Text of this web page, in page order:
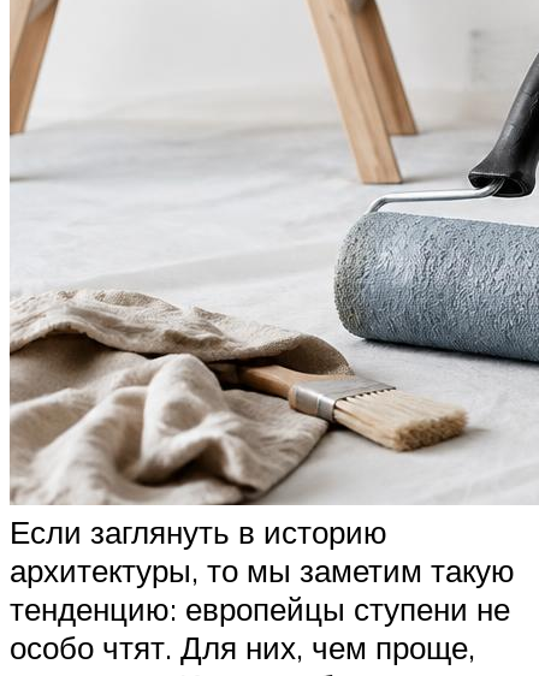
Если заглянуть в историю
архитектуры, то мы заметим такую
тенденцию: европейцы ступени не
особо чтят. Для них, чем проще,